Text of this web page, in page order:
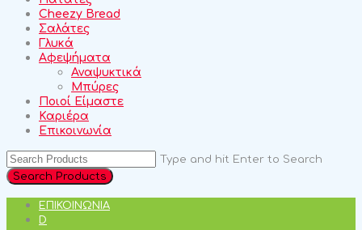
Cheezy Bread
Σαλάτες
Γλυκά
Αφεψήματα
Αναψυκτικά
Μπύρες
Ποιοί Είμαστε
Καριέρα
Επικοινωνία
Type and hit Enter to Search
ΕΠΙΚΟΙΝΩΝΊΑ
D